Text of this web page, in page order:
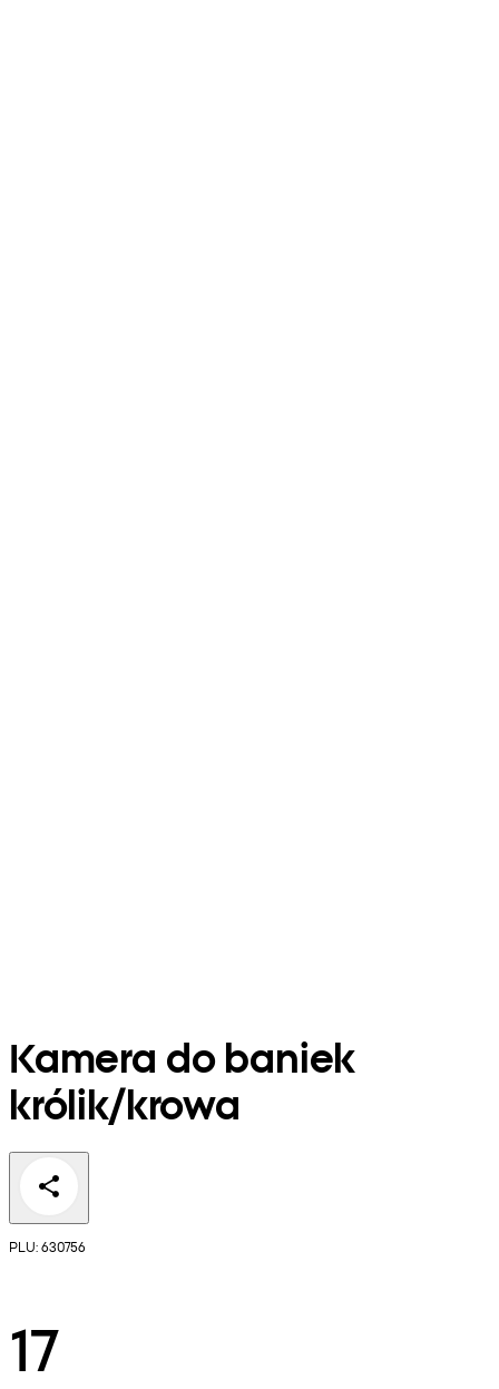
Kamera do baniek
królik/krowa
PLU: 630756
17